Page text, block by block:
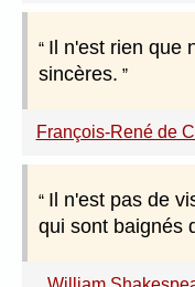
Il n'est rien que
sincères.
François-René de
Il n'est pas de
qui sont baignés